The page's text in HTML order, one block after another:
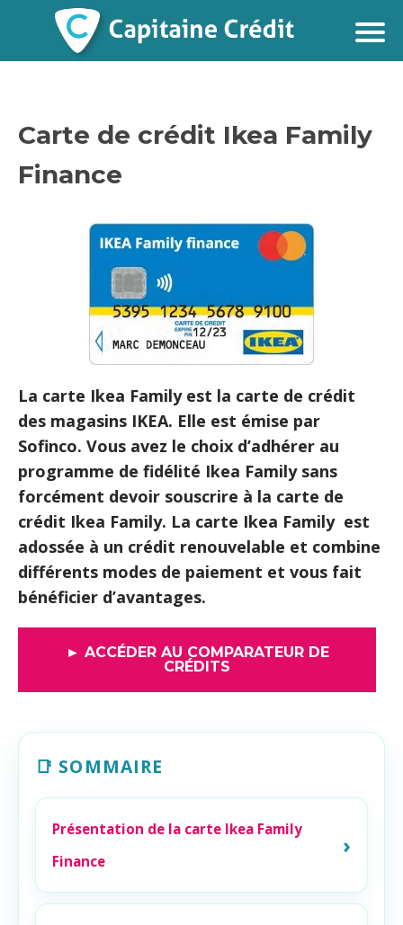
Carte de crédit Ikea Family
Finance
La carte Ikea Family est la carte de crédit
des magasins IKEA. Elle est émise par
Sofinco. Vous avez le choix d’adhérer au
programme de fidélité Ikea Family sans
forcément devoir souscrire à la carte de
crédit Ikea Family. La carte Ikea Family est
adossée à un crédit renouvelable et combine
différents modes de paiement et vous fait
bénéficier d’avantages.
► ACCÉDER AU COMPARATEUR DE
CRÉDITS
📑 SOMMAIRE
Présentation de la carte Ikea Family
Finance